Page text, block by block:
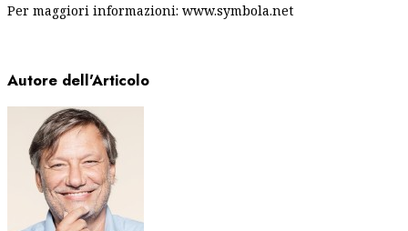
Per maggiori informazioni: www.symbola.net
Autore dell'Articolo